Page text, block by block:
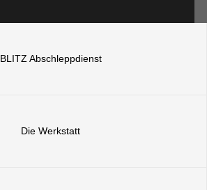
BLITZ Abschleppdienst
Die Werkstatt